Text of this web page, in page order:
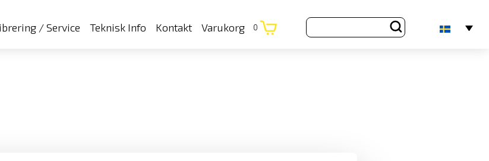
/ Service Teknisk Info Kontakt Varukorg 0